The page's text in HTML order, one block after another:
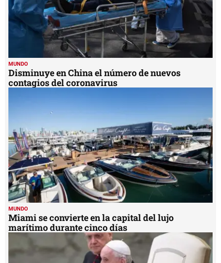
MUNDO
Disminuye en China el número de nuevos
contagios del coronavirus
MUNDO
Miami se convierte en la capital del lujo
marítimo durante cinco días